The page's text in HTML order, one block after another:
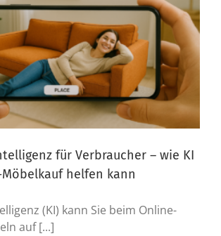
für Verbraucher – wie KI
helfen kann
(KI) kann Sie beim Online-
auf [...]